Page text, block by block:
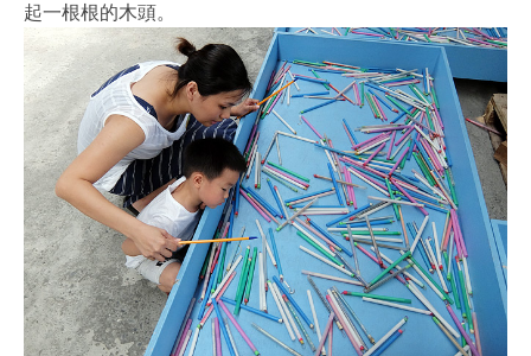
起一根根的木頭。